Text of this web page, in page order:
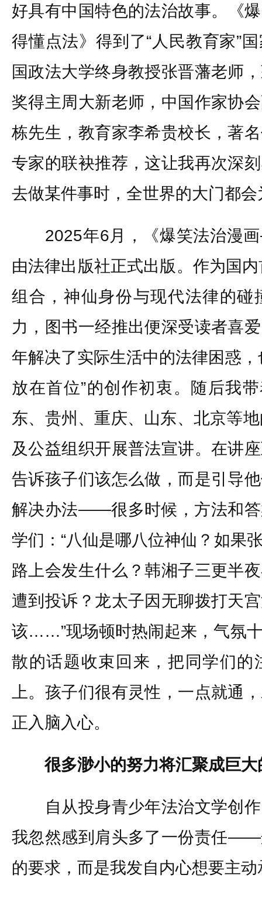
好具有中国特色的法治故事。《
得懂点法》得到了“人民教育家”
国政法大学终身教授张晋藩老师
奖得主周大新老师，中国作家协
栋先生，教育家李希贵校长，著
专家的联袂推荐，这让我再次深
去做某件事时，全世界的大门都
2025年6月，《爆笑法治漫
由法律出版社正式出版。作为国内
组合，神仙身份与现代法律的碰
力，图书一经推出便深受读者喜
年解决了实际生活中的法律困惑
放在首位”的创作初衷。随后我
东、贵州、重庆、山东、北京等
及公益组织开展普法宣讲。在讲
告诉孩子们该怎么做，而是引导
解决办法——很多时候，方法和
学们：“八仙是哪八位神仙？如果
路上会发生什么？韩湘子三更半
遭到投诉？龙太子因无聊拨打天
该……”现场顿时热闹起来，气氛
散的话题收束回来，把同学们的
上。孩子们很有灵性，一点就通
正入脑入心。
很多渺小的努力将汇聚成巨大
自从投身青少年法治文学创作
我忽然感到肩头多了一份责任
的要求，而是我发自内心想要主